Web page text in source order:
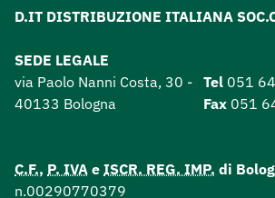
D.IT DISTRIBUZIONE ITALIANA
SEDE LEGALE
via Paolo Nanni Costa, 30 -
40133 Bologna
Tel 051
Fax 051
C.F., P. IVA e ISCR. REG. IMP. di
n.00290770379